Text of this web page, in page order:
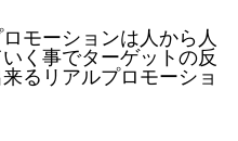
モーションは人から人
く事でターゲットの反
るリアルプロモーショ